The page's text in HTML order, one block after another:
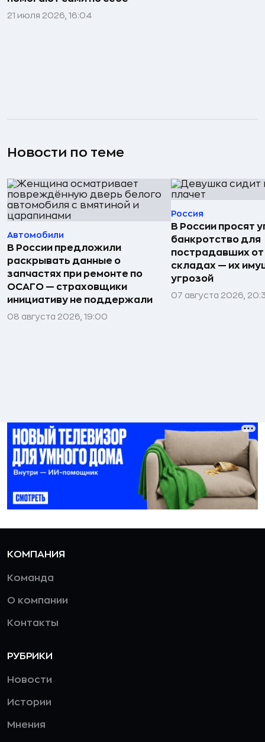
21 июля 2026, 16:04
Новости по теме
Автомобили
В России предложили
раскрывать данные о
запчастях при ремонте по
ОСАГО — страховщики
инициативу не поддержали
08 августа 2026, 19:00
Россия
В России просят
банкротство для
пострадавших
складах — их
угрозой
07 августа 2026,
КОМПАНИЯ
Команда
О компании
Контакты
РУБРИКИ
Новости
Истории
Мнения